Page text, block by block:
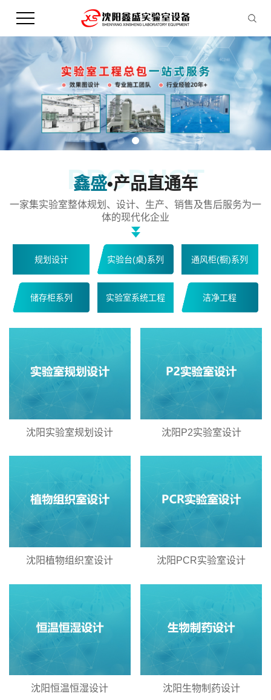
PRODUCT
鑫盛•产品直通车
一家集实验室整体规划、设计、生产、销售及售后服务为一
体的现代化企业
规划设计 实验台(桌)系列 通风柜(橱)系列
储存柜系列 实验室系统工程 洁净工程
沈阳实验室规划设计 沈阳P2实验室设计
沈阳植物组织室设计 沈阳PCR实验室设计
沈阳恒温恒湿设计 沈阳生物制药设计